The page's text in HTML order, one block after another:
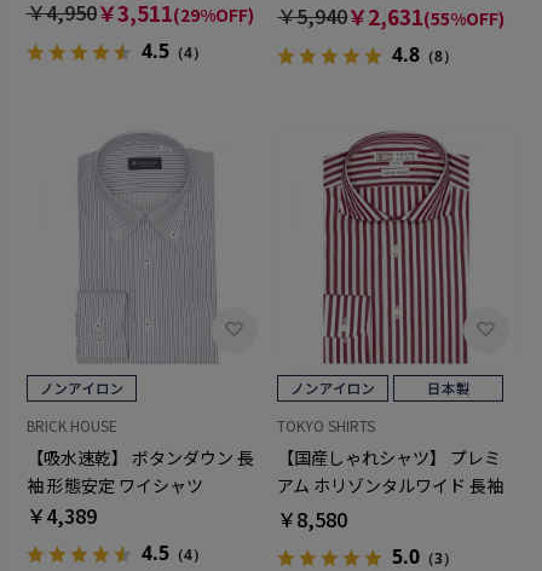
￥4,950￥3,511(29%OFF)
4.5（4）
いサイズ
￥5,940￥2,631(55%OFF)
4.8 （8）
BRICK HOUSE
【吸水速乾】 ボタンダウン 長
袖 形態安定 ワイシャツ
￥4,389
4.5（4）
TOKYO SHIRTS
【国産しゃれシャツ】 プレミ
アム ホリゾンタルワイド 長袖
形態安定 ワイシャツ 綿100%
￥8,580
5.0 （3）